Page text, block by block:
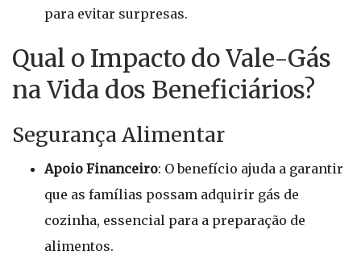
para evitar surpresas.
Qual o Impacto do Vale-Gás
na Vida dos Beneficiários?
Segurança Alimentar
Apoio Financeiro: O benefício ajuda a garantir
que as famílias possam adquirir gás de
cozinha, essencial para a preparação de
alimentos.